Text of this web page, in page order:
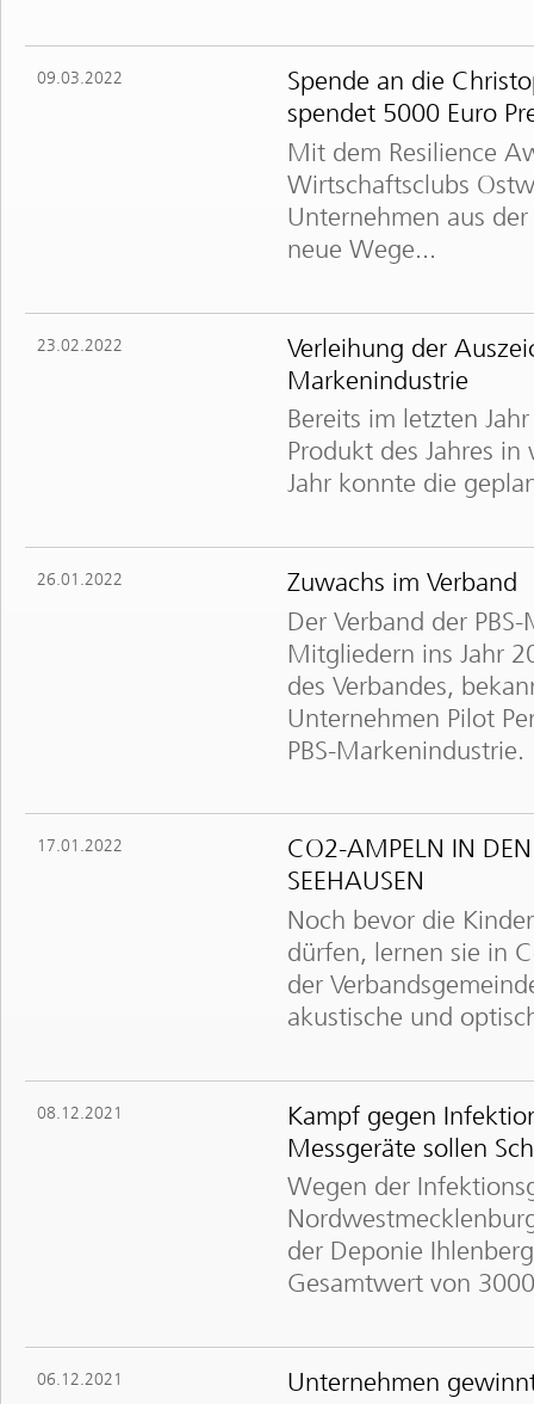
09.03.2022
Spende an die
spendet 5000 Euro
Mit dem Resilience
Wirtschaftsclubs
Unternehmen aus
neue Wege...
23.02.2022
Verleihung der
Markenindustrie
Bereits im letzten
Produkt des Jahres
Jahr konnte die
26.01.2022
Zuwachs im Verband
Der Verband der
Mitgliedern ins Jahr
des Verbandes,
Unternehmen Pilot
PBS-Markenindustrie.
17.01.2022
CO2-AMPELN IN
SEEHAUSEN
Noch bevor die
dürfen, lernen sie in
der
akustische und
08.12.2021
Kampf gegen
Messgeräte sollen
Wegen der
der Deponie
Gesamtwert von
06.12.2021
Unternehmen